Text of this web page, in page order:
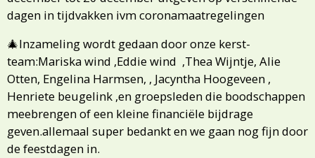
dagen in tijdvakken ivm coronamaatregelingen
🎄Inzameling wordt gedaan door onze kerst-
team:Mariska wind ,Eddie wind ,Thea Wijntje, Alie
Otten, Engelina Harmsen, , Jacyntha Hoogeveen ,
Henriete beugelink ,en groepsleden die boodschappen
meebrengen of een kleine financiële bijdrage
geven.allemaal super bedankt en we gaan nog fijn door
de feestdagen in.